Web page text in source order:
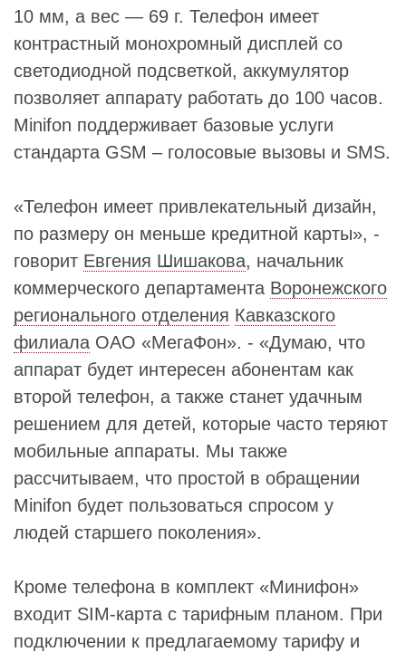
10 мм, а вес — 69 г. Телефон имеет
контрастный монохромный дисплей со
светодиодной подсветкой, аккумулятор
позволяет аппарату работать до 100 часов.
Minifon поддерживает базовые услуги
стандарта GSM – голосовые вызовы и SMS.
«Телефон имеет привлекательный дизайн,
по размеру он меньше кредитной карты», -
говорит Евгения Шишакова, начальник
коммерческого департамента Воронежского
регионального отделения Кавказского
филиала ОАО «МегаФон». - «Думаю, что
аппарат будет интересен абонентам как
второй телефон, а также станет удачным
решением для детей, которые часто теряют
мобильные аппараты. Мы также
рассчитываем, что простой в обращении
Minifon будет пользоваться спросом у
людей старшего поколения».
Кроме телефона в комплект «Минифон»
входит SIM-карта с тарифным планом. При
подключении к предлагаемому тарифу и